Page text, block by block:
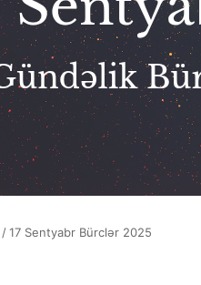
/17 Sentyabr Bürclər 2025